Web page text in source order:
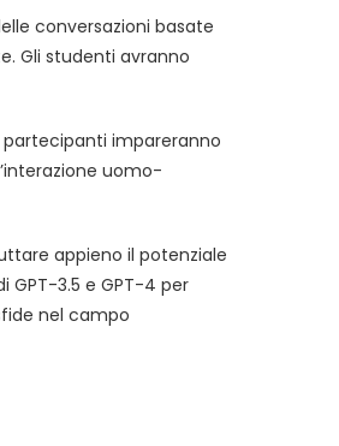
conversazioni basate
Gli studenti avranno
impareranno
uomo-
appieno il potenziale
GPT-3.5 e GPT-4 per
nel campo